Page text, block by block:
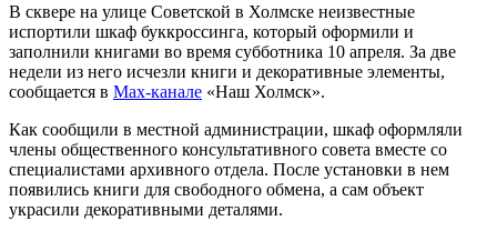
В сквере на улице Советской в Холмске неизвестные
испортили шкаф буккроссинга, который оформили и
заполнили книгами во время субботника 10 апреля. За две
недели из него исчезли книги и декоративные элементы,
сообщается в Max-канале «Наш Холмск».
Как сообщили в местной администрации, шкаф оформляли
члены общественного консультативного совета вместе со
специалистами архивного отдела. После установки в нем
появились книги для свободного обмена, а сам объект
украсили декоративными деталями.